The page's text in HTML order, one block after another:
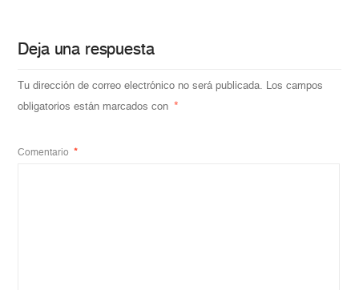
Deja una respuesta
Tu dirección de correo electrónico no será publicada. Los campos
obligatorios están marcados con
*
Comentario *